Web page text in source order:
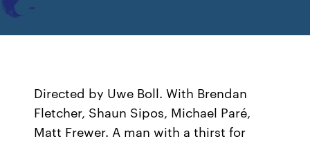
Directed by Uwe Boll. With Brendan
Fletcher, Shaun Sipos, Michael Paré,
Matt Frewer. A man with a thirst for